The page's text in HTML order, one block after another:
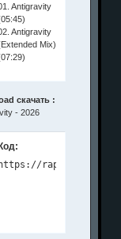
Antigravity
Antigravity
Mix)
скачать :
- 2026